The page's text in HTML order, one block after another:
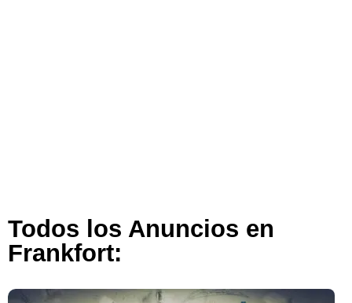
Todos los Anuncios en
Frankfort: